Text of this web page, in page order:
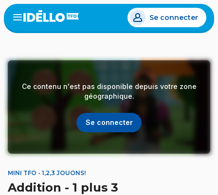
Aller
au
contenu
Open
menu
Se connecter
Ce contenu n'est pas disponible depuis votre zone
géographique.
Se connecter
MINI TFO - 1,2,3 JOUONS!
Addition - 1 plus 3